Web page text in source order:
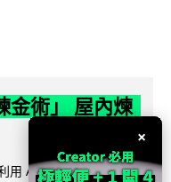
金術」 屋內煉
用 AI 自學提煉黃金，在
×